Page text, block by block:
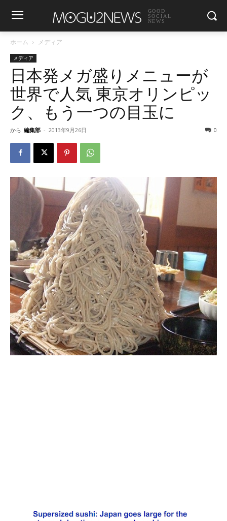
GOOD
SOCIAL
NEWS
ホーム メディア
メディア
日本発メガ盛りメニューが
世界で人気 東京オリンピッ
ク、もう一つの目玉に
から 編集部 - 2013年9月26日 0